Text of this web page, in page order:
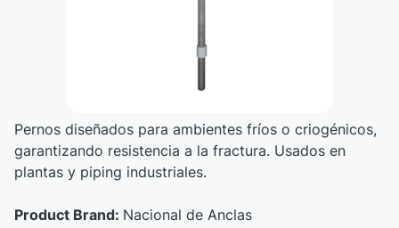
Pernos diseñados para ambientes fríos o criogénicos,
garantizando resistencia a la fractura. Usados en
plantas y piping industriales.
Product Brand: Nacional de Anclas